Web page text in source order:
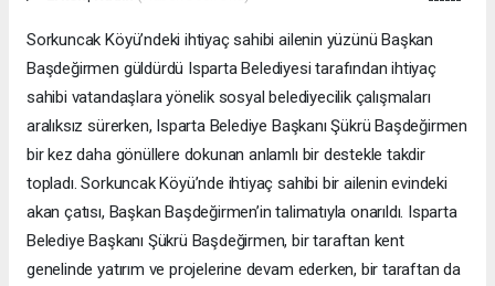
Sorkuncak Köyü’ndeki ihtiyaç sahibi ailenin yüzünü Başkan
Başdeğirmen güldürdü Isparta Belediyesi tarafından ihtiyaç
sahibi vatandaşlara yönelik sosyal belediyecilik çalışmaları
aralıksız sürerken, Isparta Belediye Başkanı Şükrü Başdeğirmen
bir kez daha gönüllere dokunan anlamlı bir destekle takdir
topladı. Sorkuncak Köyü’nde ihtiyaç sahibi bir ailenin evindeki
akan çatısı, Başkan Başdeğirmen’in talimatıyla onarıldı. Isparta
Belediye Başkanı Şükrü Başdeğirmen, bir taraftan kent
genelinde yatırım ve projelerine devam ederken, bir taraftan da